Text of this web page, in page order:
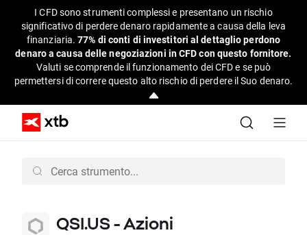
I CFD sono strumenti complessi e presentano un rischio
significativo di perdere denaro rapidamente a causa della leva
finanziaria.77% di conti di investitori al dettaglio perdono
denaro a causa delle negoziazioni in CFD con questo fornitore.
Valuti se comprende il funzionamento dei CFD e se può
permettersi di correre questo alto rischio di perdere il Suo denaro.
QSI.US - Azioni